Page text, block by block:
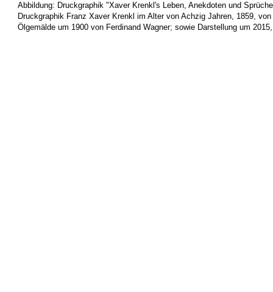
Abbildung: Druckgraphik "Xaver Krenkl's Leben, Anekdoten und
Druckgraphik Franz Xaver Krenkl im Alter von Achzig Jahren, 1859,
Ölgemälde um 1900 von Ferdinand Wagner; sowie Darstellung um